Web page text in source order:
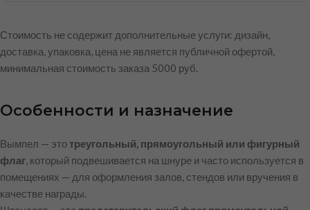
Стоимость не содержит дополнительные услуги: дизайн,
доставка, упаковка, цена не является публичной офертой,
минимальная стоимость заказа 5000 руб.
Особенности и назначение
Вымпел — этотреугольный, прямоугольный или фигурный
флаг, который подвешивается на шнуре и часто используется в
помещениях — для оформления залов, стендов или вручения в
качестве награды.